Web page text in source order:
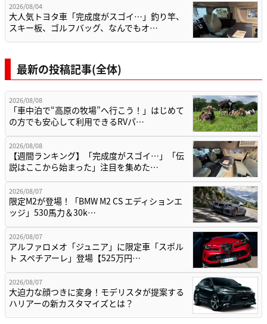
2026/08/04
大人気トヨタ車「完成度がスゴイ…」釣り竿、
スキー板、ゴルフバッグ、なんでもオ…
最新の投稿記事(全体)
2026/08/08
「車中泊で“高原の牧場”へ行こう！」はじめて
の方でも安心して利用できるRVパ…
2026/08/08
【週間ランキング】「完成度がスゴイ…」「伝
説はここから始まった」注目を集めた…
2026/08/07
限定M2が登場！「BMW M2 CS エディションエ
ッジ」530馬力＆30k…
2026/08/07
アルファロメオ「ジュニア」に限定車「スポル
ト スペチアーレ」登場【525万円…
2026/08/07
大迫力な顔つきに変身！モデリスタが提案する
ハリアーの新カスタマイズとは？